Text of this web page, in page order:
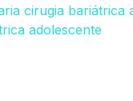
cirugia bariátrica
adolescente